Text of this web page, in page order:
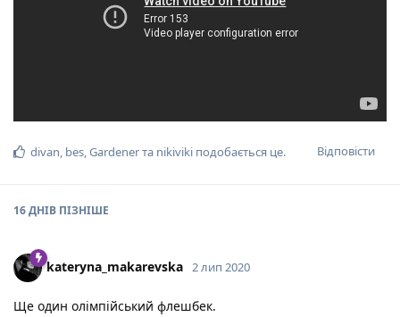
Відповісти
divan, bes,Gardenerта nikiviki подобається це.
16 ДНІВ ПІЗНІШЕ
kateryna_makarevska 2 лип 2020
Ще один олімпійський флешбек.